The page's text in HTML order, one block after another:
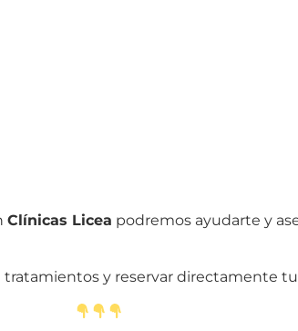
Clínicas Licea podremos ayudarte y
tratamientos y reservar directamente